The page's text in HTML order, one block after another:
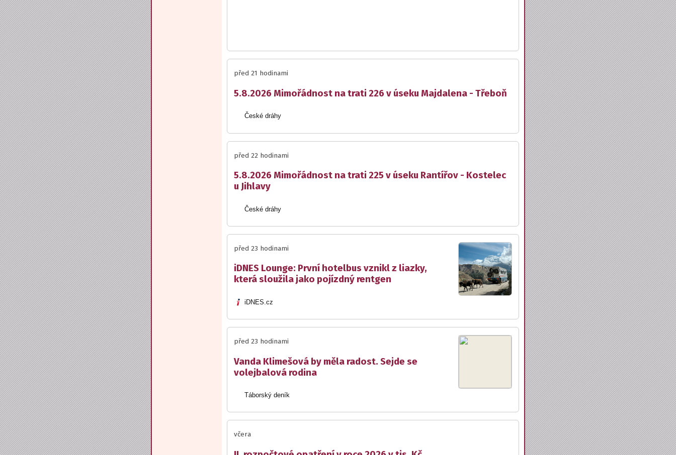
před 21 hodinami
5.8.2026 Mimořádnost na trati 226 v úseku Majdalena - Třeboň
České dráhy
před 22 hodinami
5.8.2026 Mimořádnost na trati 225 v úseku Rantířov - Kostelec
u Jihlavy
České dráhy
před 23 hodinami
iDNES Lounge: První hotelbus vznikl z liazky,
která sloužila jako pojízdný rentgen
iDNES.cz
před 23 hodinami
Vanda Klimešová by měla radost. Sejde se
volejbalová rodina
Táborský deník
včera